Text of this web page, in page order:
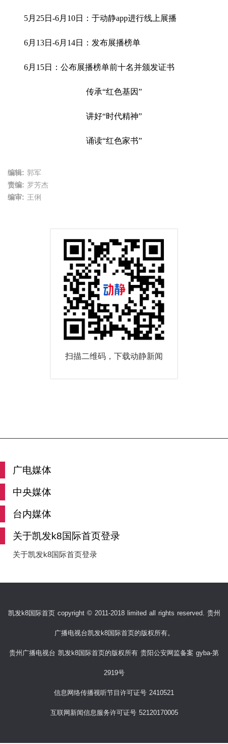
5月25日-6月10日：于动静app进行线上展播
6月13日-6月14日：发布展播榜单
6月15日：公布展播榜单前十名并颁发证书
传承“红色基因”
讲好“时代精神”
诵读“红色家书”
编辑: 郭军
责编: 罗芳杰
编审: 王俐
扫描二维码，下载动静新闻
广电媒体
中央媒体
台内媒体
关于凯发k8国际首页登录
关于凯发k8国际首页登录
凯发k8国际首页 copyright © 2011-2018 limited all rights reserved. 贵州
广播电视台凯发k8国际首页的版权所有。
贵州广播电视台 凯发k8国际首页的版权所有 贵阳公安网监备案 gyba-第
2919号
信息网络传播视听节目许可证号 2410521
互联网新闻信息服务许可证号 52120170005